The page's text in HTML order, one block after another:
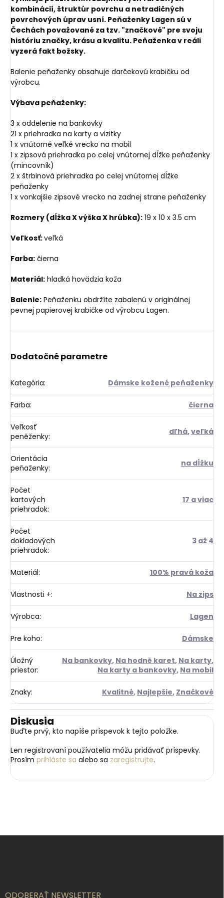
kombinácií, štruktúr povrchu a netradičných
povrchových úprav usní. Peňaženky Lagen sú v
Čechách považované za tzv. "značkové" pre svoju
históriu značky, krásu a kvalitu. Peňaženka v reáli
vyzerá fakt božsky.
Balenie peňaženky obsahuje darčekovú krabičku od
výrobcu.
Výbava peňaženky:
3 x oddelenie na bankovky
21 x priehradka na karty a vizitky
1 x vnútorné veľké vrecko na mobil
1 x zipsová priehradka po celej vnútornej dĺžke peňaženky
(mincovník)
2 x štrbinová priehradka po celej vnútornej dĺžke
peňaženky
1 x vonkajšie zipsové vrecko na zadnej strane peňaženky
Rozmery (dĺžka X výška X hrúbka): 19 x 10 x 3.5 cm
Veľkosť:veľká
Farba: čierna
Materiál: hladká hovädzia koža
Balenie: Peňaženku obdržíte zabalenú v originálnej
pevnej papierovej krabičke od výrobcu Lagen.
Dodatočné parametre
Kategória: Dámske kožené peňaženky
Farba: čierna
Veľkosť
peněženky: dľhá,veľká
Orientácia
peňaženky: na dĺžku
Počet
kartových
priehradok:
17 a viac
Počet
dokladových
priehradok:
3 až 4
Materiál: 100% pravá koža
Vlastnosti +: Na zips
Výrobca: Lagen
Pre koho: Dámske
Úložný
priestor:
Na bankovky, Na hodně karet, Na karty,
Na karty a bankovky, Na mobil
Znaky: Kvalitné, Najlepšie, Značkové
Diskusia
Buďte prvý, kto napíše príspevok k tejto položke.
Len registrovaní používatelia môžu pridávať príspevky.
Prosím prihláste sa alebo sa zaregistrujte.
ODOBERAŤ NEWSLETTER